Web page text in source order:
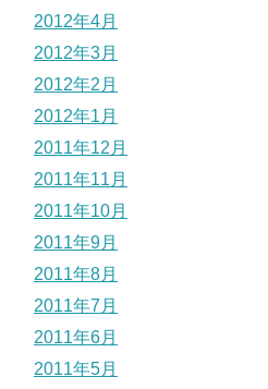
2012年4月
2012年3月
2012年2月
2012年1月
2011年12月
2011年11月
2011年10月
2011年9月
2011年8月
2011年7月
2011年6月
2011年5月